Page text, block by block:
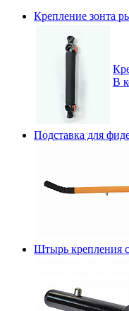
Крепление зонта
В
Подставка для
Штырь крепления